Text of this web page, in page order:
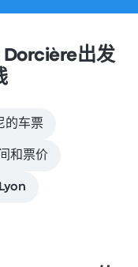
出发
的车票
和票价